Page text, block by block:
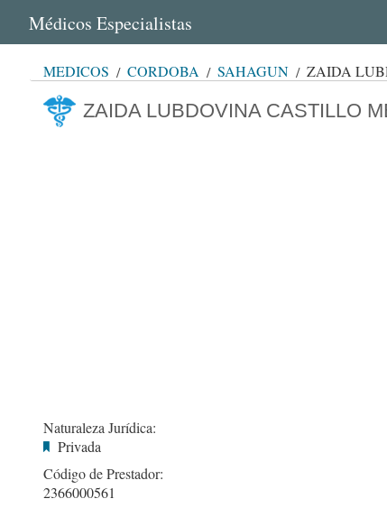
Médicos Especialistas
MÉDICOS CÓRDOBA SAHAGÚN ZAIDA
ZAIDA LUBDOVINA CASTILLO
Naturaleza Jurídica:
Privada
Código de Prestador:
2366000561